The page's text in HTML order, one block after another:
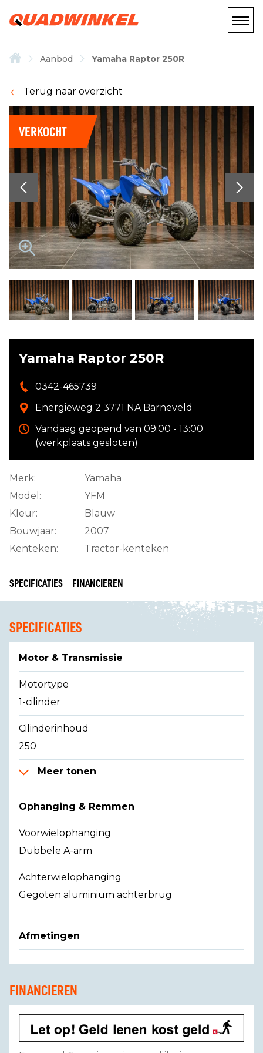
Aanbod Yamaha Raptor 250R
Terug naar overzicht
VERKOCHT
Yamaha Raptor 250R
0342-465739
Energieweg 2 3771 NA Barneveld
Vandaag geopend van 09:00 - 13:00
(werkplaats gesloten)
Merk:
Yamaha
Model:
YFM
Kleur:
Blauw
Bouwjaar:
2007
Kenteken:
Tractor-kenteken
SPECIFICATIES FINANCIEREN
SPECIFICATIES
Motor & Transmissie
Motortype
1-cilinder
Cilinderinhoud
250
Meer tonen
Ophanging & Remmen
Voorwielophanging
Dubbele A-arm
Achterwielophanging
Gegoten aluminium achterbrug
Afmetingen
FINANCIEREN